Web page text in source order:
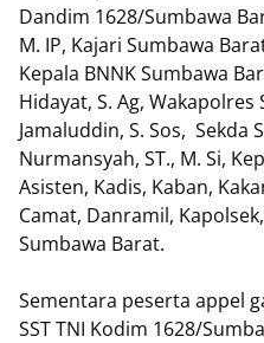
Dandim 1628/Sumbawa
M. IP, Kajari Sumbawa
Kepala BNNK Sumbawa
Hidayat, S. Ag,
Jamaluddin, S. Sos, Sekda
Nurmansyah, ST., M. Si,
Asisten, Kadis, Kaban,
Camat, Danramil,
Sumbawa Barat.
Sementara peserta appel
SST TNI Kodim 1628/